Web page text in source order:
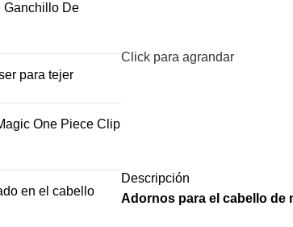
Click para agrandar
Descripción
Adornos para el cabello de
Ganchillo De
para tejer
One Piece Clip
en el cabello